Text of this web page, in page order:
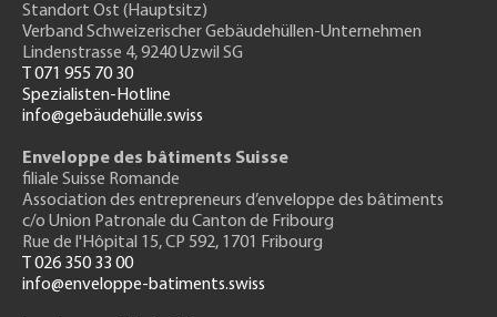
Standort Ost (Hauptsitz)
Verband Schweizerischer Gebäudehüllen-Unternehmen
Lindenstrasse 4, 9240 Uzwil SG
T 071 955 70 30
Spezialisten-Hotline
info@gebäudehülle.swiss
Enveloppe des bâtiments Suisse
filiale Suisse Romande
Association des entrepreneurs d’enveloppe des bâtiments
c/o Union Patronale du Canton de Fribourg
Rue de l'Hôpital 15, CP 592, 1701 Fribourg
T 026 350 33 00
info@enveloppe-batiments.swiss